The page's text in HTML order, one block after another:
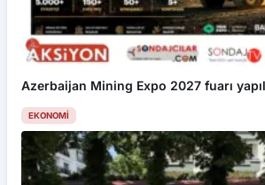
Azerbaijan Mining Expo 2027 fuarı
EKONOMI